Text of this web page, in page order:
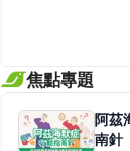
焦點專題
阿茲
南針